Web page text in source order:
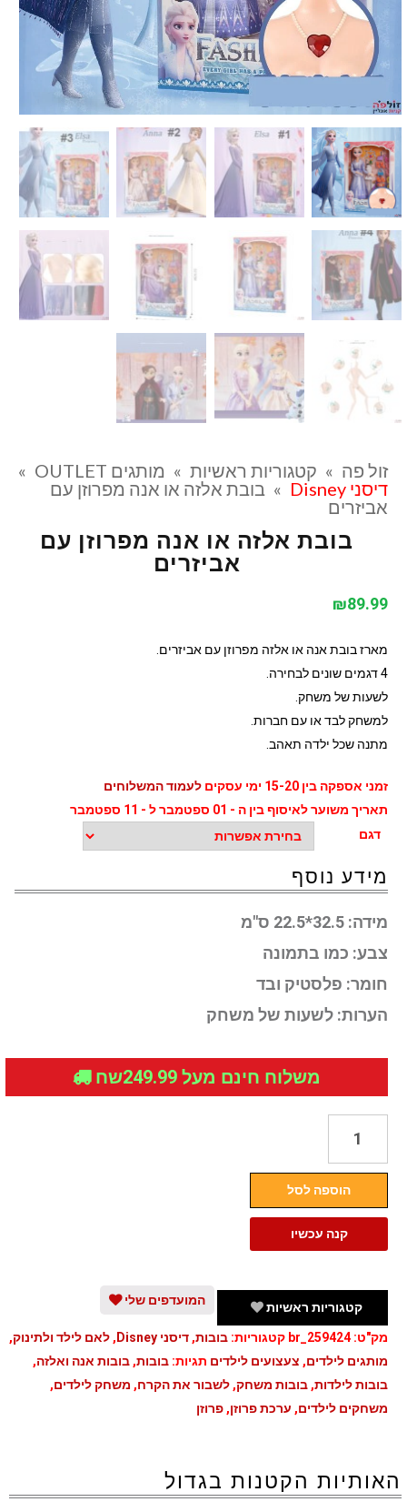
זול פה » קטגוריות ראשיות » מותגים OUTLET
»
דיסני Disney
» בובת אלזה או אנה מפרוזן עם
אביזרים
בובת אלזה או אנה מפרוזן עם
אביזרים
₪89.99
מארז בובת אנה או אלזה מפרוזן עם אביזרים.
4 דגמים שונים לבחירה.
לשעות של משחק.
למשחק לבד או עם חברות.
מתנה שכל ילדה תאהב.
זמני אספקה בין 15-20 ימי עסקים
לעמוד המשלוחים
תאריך משוער לאיסוף בין ה - 01 ספטמבר ל - 11 ספטמבר
דגם
מידע נוסף
מידה: 32.5*22.5 ס"מ
צבע: כמו בתמונה
חומר: פלסטיק ובד
הערות: לשעות של משחק
משלוח חינם מעל 249.99שח
בובת
או
עם
אביזרים
הוספה לסל
קנה עכשיו
קטגוריות ראשיות
המועדפים שלי
מק"ט:br_259424 קטגוריות: בובות, דיסני Disney , לאם לילד ולתינוק,
מותגים לילדים, צעצועים לילדים תגיות: בובות, בובות אנה ואלזה,
בובות לילדות, בובות משחק, לשבור את הקרח, משחק לילדים,
משחקים לילדים, ערכת פרוזן, פרוזן
האותיות הקטנות בגדול